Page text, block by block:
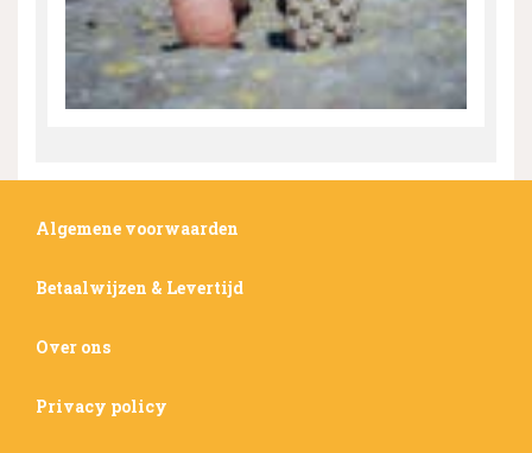
Algemene voorwaarden
Betaalwijzen & Levertijd
Over ons
Privacy policy